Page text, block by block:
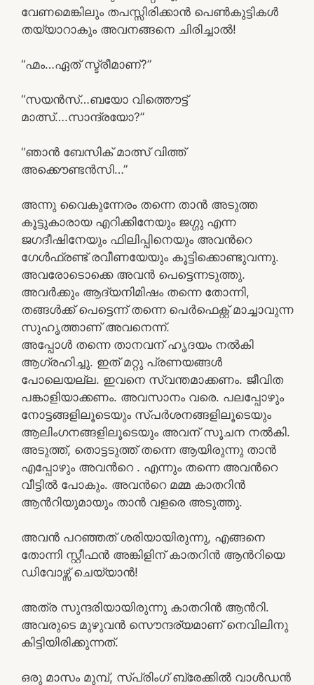
വേണമെങ്കിലും തപസ്സിരിക്കാന്‍ പെണ്‍കുട്ടികള്‍
തയ്യാറാകും അവനങ്ങനെ ചിരിച്ചാല്‍!
“ഹ്മം…ഏത് സ്ട്രീമാണ്?”
“സയന്‍സ്…ബയോ വിത്തൌട്ട്
മാത്സ്….സാന്ദ്രയോ?”
“ഞാന്‍ ബേസിക് മാത്സ് വിത്ത്‌
അക്കൌണ്ടന്‍സി…”
അന്നു വൈകുന്നേരം തന്നെ താന്‍ അടുത്ത
കൂട്ടുകാരായ എറിക്കിനേയും ജഗ്ഗു എന്ന
ജഗദീഷിനേയും ഫിലിപ്പിനെയും അവന്‍റെ
ഗേള്‍ഫ്രണ്ട് രവീണയേയും കൂട്ടിക്കൊണ്ടുവന്നു.
അവരോടൊക്കെ അവന്‍ പെട്ടെന്നടുത്തു.
അവര്‍ക്കും ആദ്യനിമിഷം തന്നെ തോന്നി,
തങ്ങള്‍ക്ക് പെട്ടെന്ന് തന്നെ പെര്‍ഫെക്റ്റ് മാച്ചാവുന്ന
സുഹൃത്താണ്‌ അവനെന്ന്.
അപ്പോള്‍ തന്നെ താനവന് ഹൃദയം നല്‍കി
ആഗ്രഹിച്ചു. ഇത് മറ്റു പ്രണയങ്ങള്‍
പോലെയല്ല. ഇവനെ സ്വന്തമാക്കണം. ജീവിത
പങ്കാളിയാക്കണം. അവസാനം വരെ. പലപ്പോഴും
നോട്ടങ്ങളിലൂടെയും സ്പര്‍ശനങ്ങളിലൂടെയും
ആലിംഗനങ്ങളിലൂടെയും അവന് സൂചന നല്‍കി.
അടുത്ത്, തൊട്ടടുത്ത് തന്നെ ആയിരുന്നു താന്‍
എപ്പോഴും അവന്‍റെ . എന്നും തന്നെ അവന്‍റെ
വീട്ടില്‍ പോകും. അവന്‍റെ മമ്മ കാതറിന്‍
ആന്‍റിയുമായും താന്‍ വളരെ അടുത്തു.
അവന്‍ പറഞ്ഞത് ശരിയായിരുന്നു, എങ്ങനെ
തോന്നി സ്റ്റീഫന്‍ അങ്കിളിന് കാതറിന്‍ ആന്‍റിയെ
ഡിവോഴ്സ് ചെയ്യാന്‍!
അത്ര സുന്ദരിയായിരുന്നു കാതറിന്‍ ആന്‍റി.
അവരുടെ മുഴുവന്‍ സൌന്ദര്യമാണ് നെവിലിനു
കിട്ടിയിരിക്കുന്നത്.
ഒരു മാസം മുമ്പ്, സ്പ്രിംഗ് ബ്രേക്കില്‍ വാള്‍ഡന്‍